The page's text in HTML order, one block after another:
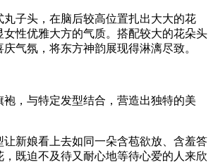
丸子头，在脑后较高位置扎出大大的花
女性优雅大方的气质。搭配较大的花朵头
气氛，将东方神韵展现得淋漓尽致。
袍，与特定发型结合，营造出独特的美
让新娘看上去如同一朵含苞欲放、含羞答
既迫不及待又耐心地等待心爱的人来欣